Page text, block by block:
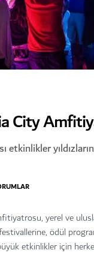
City
etkinlikler
yerel ve
ödül
etkinlikler için